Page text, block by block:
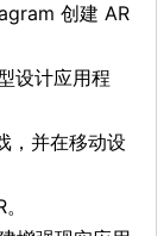
创建 AR
设计应用程
，并在移动设